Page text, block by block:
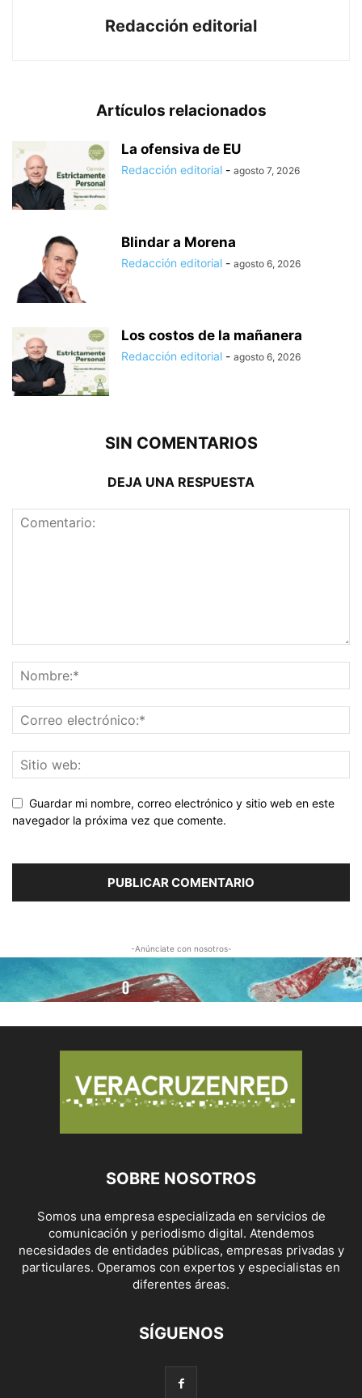
Redacción editorial
Artículos relacionados
La ofensiva de EU
Redacción editorial - agosto 7, 2026
Blindar a Morena
Redacción editorial - agosto 6, 2026
Los costos de la mañanera
Redacción editorial - agosto 6, 2026
SIN COMENTARIOS
DEJA UNA RESPUESTA
Guardar mi nombre, correo electrónico y sitio web en este
navegador la próxima vez que comente.
-Anúnciate con nosotros-
SOBRE NOSOTROS
Somos una empresa especializada en servicios de
comunicación y periodismo digital. Atendemos
necesidades de entidades públicas, empresas privadas y
particulares. Operamos con expertos y especialistas en
diferentes áreas.
SÍGUENOS